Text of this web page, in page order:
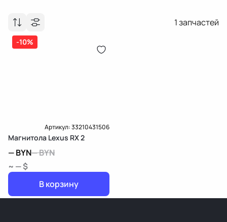
1запчастей
-10%
Артикул:33210431506
Магнитола Lexus RX 2
—BYN—BYN
~ — $
В корзину